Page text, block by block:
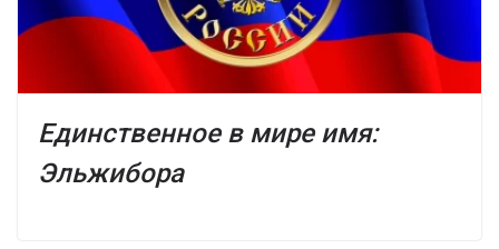
Единственное в мире имя:
Эльжибора